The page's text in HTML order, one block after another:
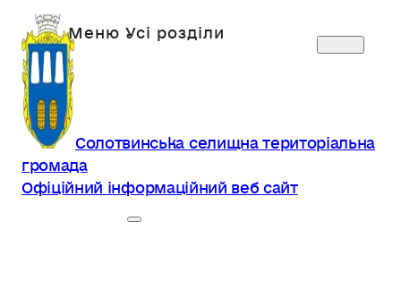
Солотвинська селищна територіальна
громада
Офіційний інформаційний веб сайт